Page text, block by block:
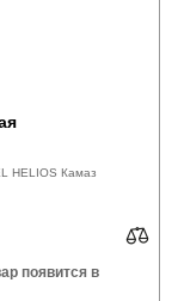
HELIOS Камаз
появится в